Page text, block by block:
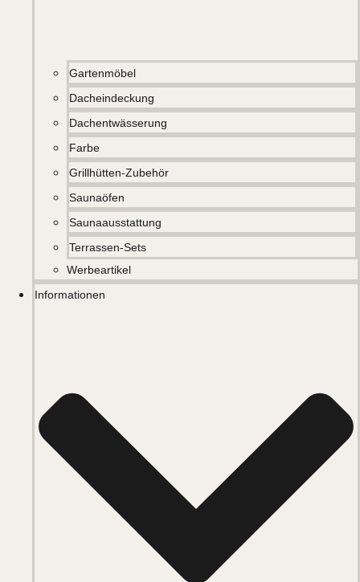
Gartenmöbel
Dacheindeckung
Dachentwässerung
Farbe
Grillhütten-Zubehör
Saunaöfen
Saunaausstattung
Terrassen-Sets
Werbeartikel
Informationen